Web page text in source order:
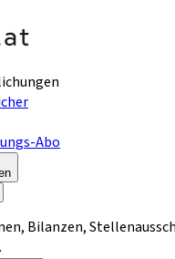
Abo
Bilanzen,